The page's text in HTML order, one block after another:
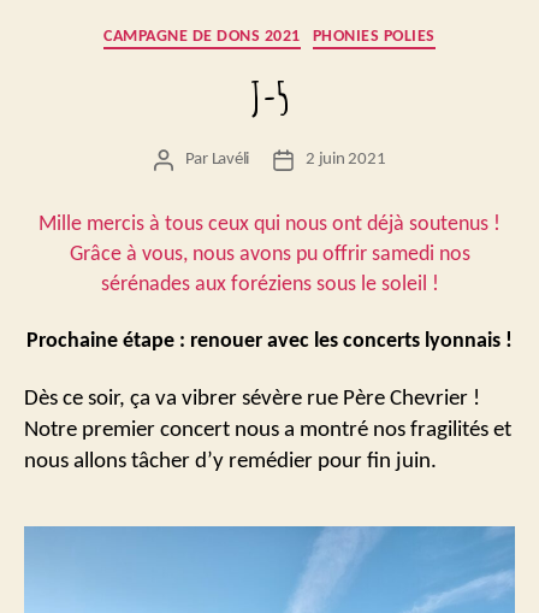
Catégories
CAMPAGNE DE DONS 2021 PHONIES POLIES
J-5
Auteur
l’article
Par Lavéli
Date2 juin 2021
Mille mercis à tous ceux qui nous ont déjà soutenus !
Grâce à vous, nous avons pu offrir samedi nos
sérénades aux foréziens sous le soleil !
Prochaine étape : renouer avec les concerts lyonnais !
Dès ce soir, ça va vibrer sévère rue Père Chevrier !
Notre premier concert nous a montré nos fragilités et
nous allons tâcher d’y remédier pour fin juin.